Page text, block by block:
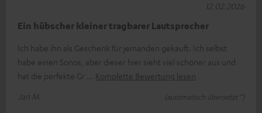
Ein hübscher kleiner tragbarer Lautsprecher
Ich habe ihn als Geschenk für jemanden gekauft. Ich selbst
habe einen Sonos, aber dieser hier sieht viel schöner aus und
hat die perfekte Gr
Komplette Bewertung lesen
Jan M.
(automatisch übersetzt *)
12.02.2026